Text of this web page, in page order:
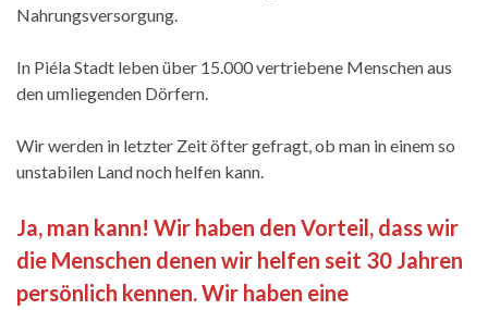
Nahrungsversorgung.
In Piéla Stadt leben über 15.000 vertriebene Menschen aus
den umliegenden Dörfern.
Wir werden in letzter Zeit öfter gefragt, ob man in einem so
unstabilen Land noch helfen kann.
Ja, man kann! Wir haben den Vorteil, dass wir
die Menschen denen wir helfen seit 30 Jahren
persönlich kennen. Wir haben eine